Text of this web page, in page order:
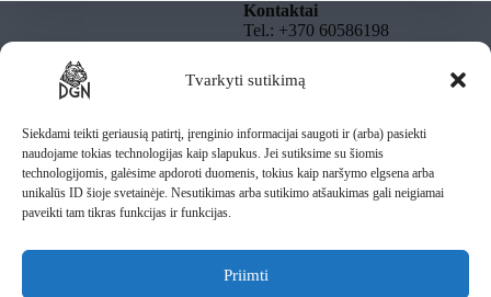
Tvarkyti sutikimą
Siekdami teikti geriausią patirtį, įrenginio informacijai saugoti ir (arba) pasiekti
naudojame tokias technologijas kaip slapukus. Jei sutiksime su šiomis
technologijomis, galėsime apdoroti duomenis, tokius kaip naršymo elgsena arba
unikalūs ID šioje svetainėje. Nesutikimas arba sutikimo atšaukimas gali neigiamai
paveikti tam tikras funkcijas ir funkcijas.
Priimti
Informacija
Taisyklės
Pristatymas
Kontaktai
Tel.: +370 60586198
DGNBULLY – Tomas
Daugnoras
Individuali veikla pagal
pažymą